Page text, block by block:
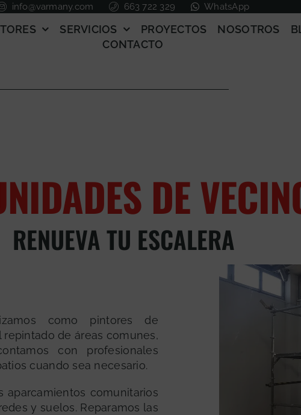
info@varmany.com 663 722 329 WhatsApp
SERVICIOS PROYECTOS NOSOTROS
CONTACTO
DE
RENUEVA TU ESCALERA
como pintores de
de áreas comunes,
con profesionales
cuando sea necesario.
comunitarios
y suelos. Reparamos las